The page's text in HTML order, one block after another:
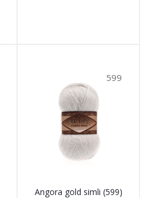
599
Angora gold simli (599)